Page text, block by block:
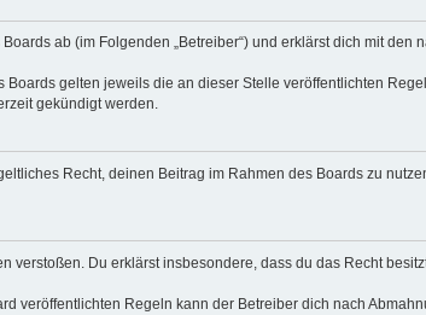
ab (im Folgenden „Betreiber“) und erklärst dich mit den
gelten jeweils die an dieser Stelle veröffentlichten
gekündigt werden.
Recht, deinen Beitrag im Rahmen des Boards zu
verstoßen. Du erklärst insbesondere, dass du das Recht
veröffentlichten Regeln kann der Betreiber dich nach